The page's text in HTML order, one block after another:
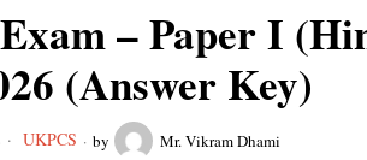
– Paper I
(Answer Key)
UKPCS by Mr. Vikram Dhami